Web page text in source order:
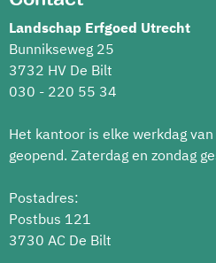
Landschap Erfgoed Utrecht
Bunnikseweg 25
3732 HV De Bilt
030 - 220 55 34
Het kantoor is elke werkdag
geopend. Zaterdag en zondag
Postadres:
Postbus 121
3730 AC De Bilt